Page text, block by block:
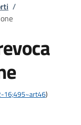
/
16;495~art46)